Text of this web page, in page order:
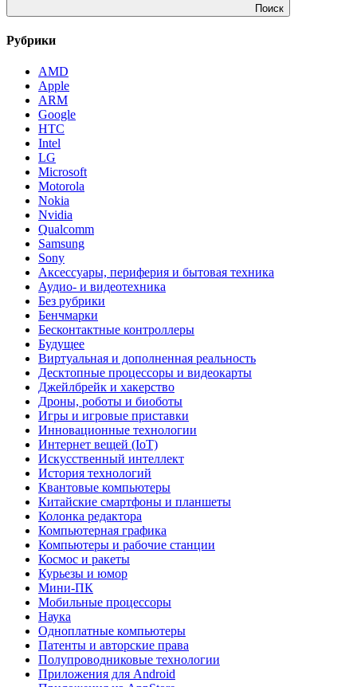
Поиск
Рубрики
AMD
Apple
ARM
Google
HTC
Intel
LG
Microsoft
Motorola
Nokia
Nvidia
Qualcomm
Samsung
Sony
Аксессуары, периферия и бытовая техника
Аудио- и видеотехника
Без рубрики
Бенчмарки
Бесконтактные контроллеры
Будущее
Виртуальная и дополненная реальность
Десктопные процессоры и видеокарты
Джейлбрейк и хакерство
Дроны, роботы и биоботы
Игры и игровые приставки
Инновационные технологии
Интернет вещей (IoT)
Искусственный интеллект
История технологий
Квантовые компьютеры
Китайские смартфоны и планшеты
Колонка редактора
Компьютерная графика
Компьютеры и рабочие станции
Космос и ракеты
Курьезы и юмор
Мини-ПК
Мобильные процессоры
Наука
Одноплатные компьютеры
Патенты и авторские права
Полупроводниковые технологии
Приложения для Android